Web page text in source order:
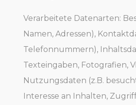
Verarbeitete Datenarten:
Namen, Adressen),
Telefonnummern),
Texteingaben, Fotografien,
Nutzungsdaten (z.B.
Interesse an Inhalten,